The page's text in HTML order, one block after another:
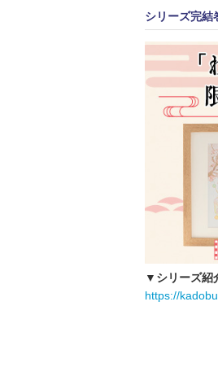
シリーズ完結
▼シリーズ紹
https://